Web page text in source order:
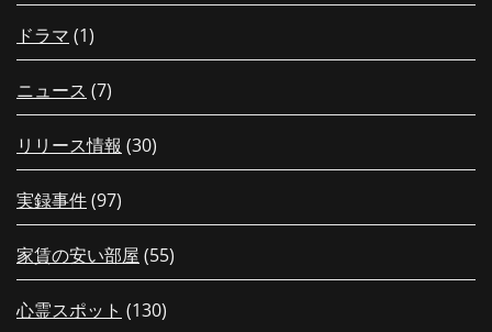
ドラマ (1)
ニュース (7)
リリース情報 (30)
実録事件(97)
家賃の安い部屋 (55)
心霊スポット (130)